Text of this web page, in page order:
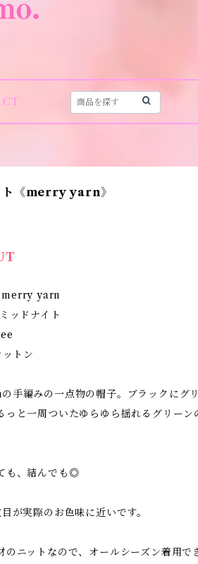
ト《merry yarn》
merry yarn
ッドナイト
ットン
手編みの一点物の帽子。ブラックにグ
っと一周ついたゆらゆら揺れるグリーン
も、結んでも◎
が実際のお色味に近いです。
のニットなので、オールシーズン着用で